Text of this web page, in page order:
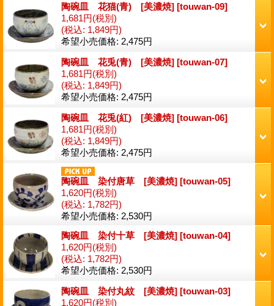
陶碗皿 花猫(青) [美濃焼] [touwan-09]
1,681円(税別)
(税込: 1,849円)
希望小売価格: 2,475円
陶碗皿 花兎(青) [美濃焼] [touwan-07]
1,681円(税別)
(税込: 1,849円)
希望小売価格: 2,475円
陶碗皿 花兎(紅) [美濃焼] [touwan-06]
1,681円(税別)
(税込: 1,849円)
希望小売価格: 2,475円
陶碗皿 染付唐草 [美濃焼] [touwan-05]
1,620円(税別)
(税込: 1,782円)
希望小売価格: 2,530円
陶碗皿 染付十草 [美濃焼] [touwan-04]
1,620円(税別)
(税込: 1,782円)
希望小売価格: 2,530円
陶碗皿 染付丸紋 [美濃焼] [touwan-03]
1,620円(税別)